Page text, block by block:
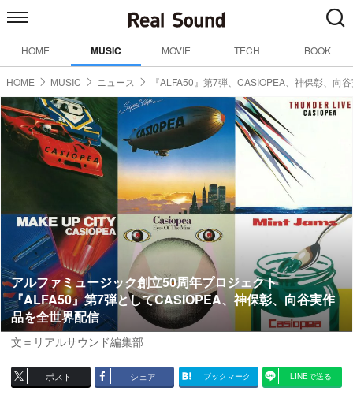
HOME MUSIC MOVIE TECH BOOK
HOME MUSIC ニュース 『ALFA50』第7弾、CASIOPEA、神保彰、向
アルファミュージック創立50周年プロジェクト
『ALFA50』第7弾としてCASIOPEA、神保彰、向谷実作
品を全世界配信
文＝リアルサウンド編集部
ポスト シェア ブックマーク LINEで送る